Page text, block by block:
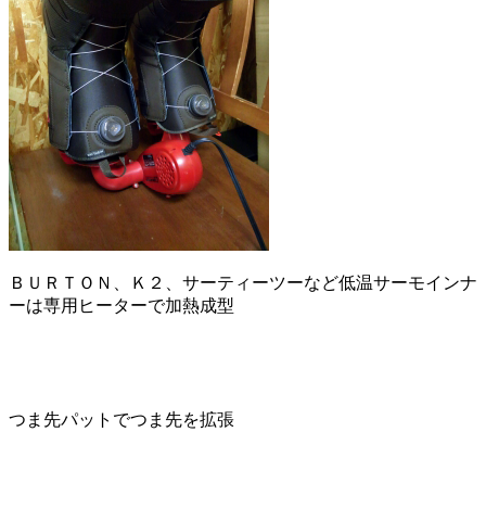
ＢＵＲＴＯＮ、Ｋ２、サーティーツーなど低温サーモインナ
ーは専用ヒーターで加熱成型
つま先パットでつま先を拡張